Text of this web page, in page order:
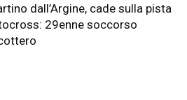
dall’Argine, cade sulla pista
29enne soccorso